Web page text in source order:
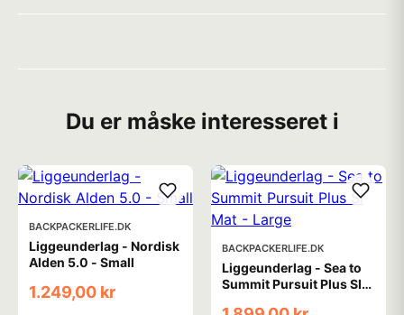
Du er måske interesseret i
BACKPACKERLIFE.DK
Liggeunderlag - Nordisk
Alden 5.0 - Small
1.249,00 kr
BACKPACKERLIFE.DK
Liggeunderlag - Sea to
Summit Pursuit Plus SI